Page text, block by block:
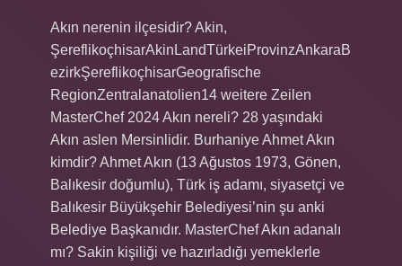
Akın nerenin ilçesidir? Akin,
ŞereflikoçhisarAkinLandTürkeiProvinzAnkaraB
ezirkŞereflikoçhisarGeografische
RegionZentralanatolien14 weitere Zeilen
MasterChef 2024 Akın nereli? 28 yaşındaki
Akın aslen Mersinlidir. Burhaniye Ahmet Akın
kimdir? Ahmet Akın (13 Ağustos 1973, Gönen,
Balıkesir doğumlu), Türk iş adamı, siyasetçi ve
Balıkesir Büyükşehir Belediyesi’nin şu anki
Belediye Başkanıdır. MasterChef Akın adanalı
mı? Sakin kişiliği ve hazırladığı yemeklerle